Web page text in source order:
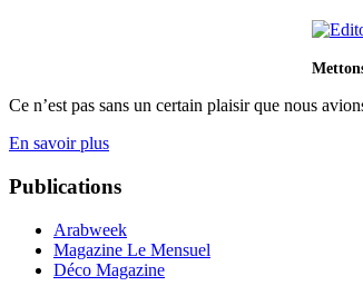
Ce n’est pas sans un certain plaisir que nous
En savoir plus
Publications
Arabweek
Magazine Le Mensuel
Déco Magazine